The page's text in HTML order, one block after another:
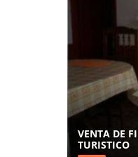
VENTA DE
TURISTICO